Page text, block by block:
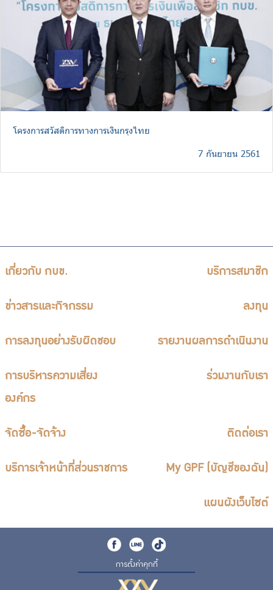
โครงการสวัสดิการทางการเงินกรุงไทย
7 กันยายน 2561
เกี่ยวกับ กบข. บริการสมาชิก
ข่าวสารและกิจกรรม ลงทุน
การลงทุนอย่างรับผิดชอบ รายงานผลการดำเนินงาน
การบริหารความเสี่ยง
องค์กร
ร่วมงานกับเรา
จัดซื้อ-จัดจ้าง ติดต่อเรา
บริการเจ้าหน้าที่ส่วนราชการ My GPF (บัญชีของฉัน)
แผนผังเว็บไซต์
การตั้งค่าคุกกี้